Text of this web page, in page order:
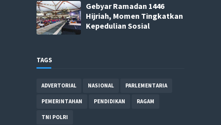
Gebyar Ramadan 1446
Hijriah, Momen Tingkatkan
Kepedulian Sosial
TAGS
ADVERTORIAL NASIONAL PARLEMENTARIA
PEMERINTAHAN PENDIDIKAN RAGAM
TNI POLRI